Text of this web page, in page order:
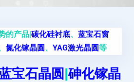
的产品|碳化硅衬底、 蓝宝石窗
氮化镓晶圆、 YAG激光晶圆等
宝石晶圆|砷化镓晶